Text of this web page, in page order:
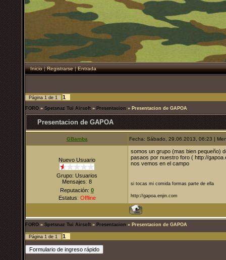
Inicio|Registrarse|Entrada
Página 1 de 1 1
FORO » Spetsnaz Tui Airsoft » Presentacion » Presentacion de GAPOA
Presentacion de GAPOA
GBamba Fecha: Sábado, 29.06.2013, 06:23 |
Nuevo Usuario
Grupo: Usuarios
Mensajes: 8
Reputación: 0
Estatus: Offline
somos un grupo (mas bien pequeño)
pasaos por nuestro foro ( http://
nos vemos en el campo
si tocas mi comida formas parte de ella
http://gapoa.enjin.com
FORO » Spetsnaz Tui Airsoft » Presentacion » Presentacion de GAPOA
Página 1 de 1 1